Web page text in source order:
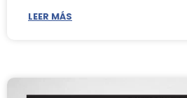
LEER MÁS